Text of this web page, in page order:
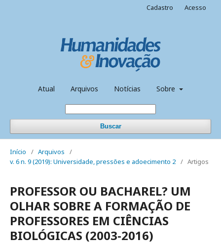
Atual Arquivos Notícias Sobre
Buscar
Cadastro Acesso
Início / Arquivos
/
v. 6 n. 9 (2019): Universidade, pressões e adoecimento 2 / Artigos
PROFESSOR OU BACHAREL? UM
OLHAR SOBRE A FORMAÇÃO DE
PROFESSORES EM CIÊNCIAS
BIOLÓGICAS (2003-2016)